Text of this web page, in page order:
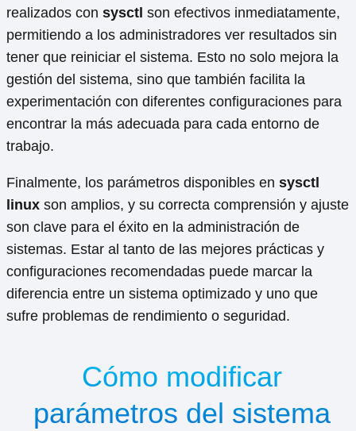
realizados con sysctl son efectivos inmediatamente,
permitiendo a los administradores ver resultados sin
tener que reiniciar el sistema. Esto no solo mejora la
gestión del sistema, sino que también facilita la
experimentación con diferentes configuraciones para
encontrar la más adecuada para cada entorno de
trabajo.
Finalmente, los parámetros disponibles en sysctl
linux son amplios, y su correcta comprensión y ajuste
son clave para el éxito en la administración de
sistemas. Estar al tanto de las mejores prácticas y
configuraciones recomendadas puede marcar la
diferencia entre un sistema optimizado y uno que
sufre problemas de rendimiento o seguridad.
Cómo modificar
parámetros del sistema